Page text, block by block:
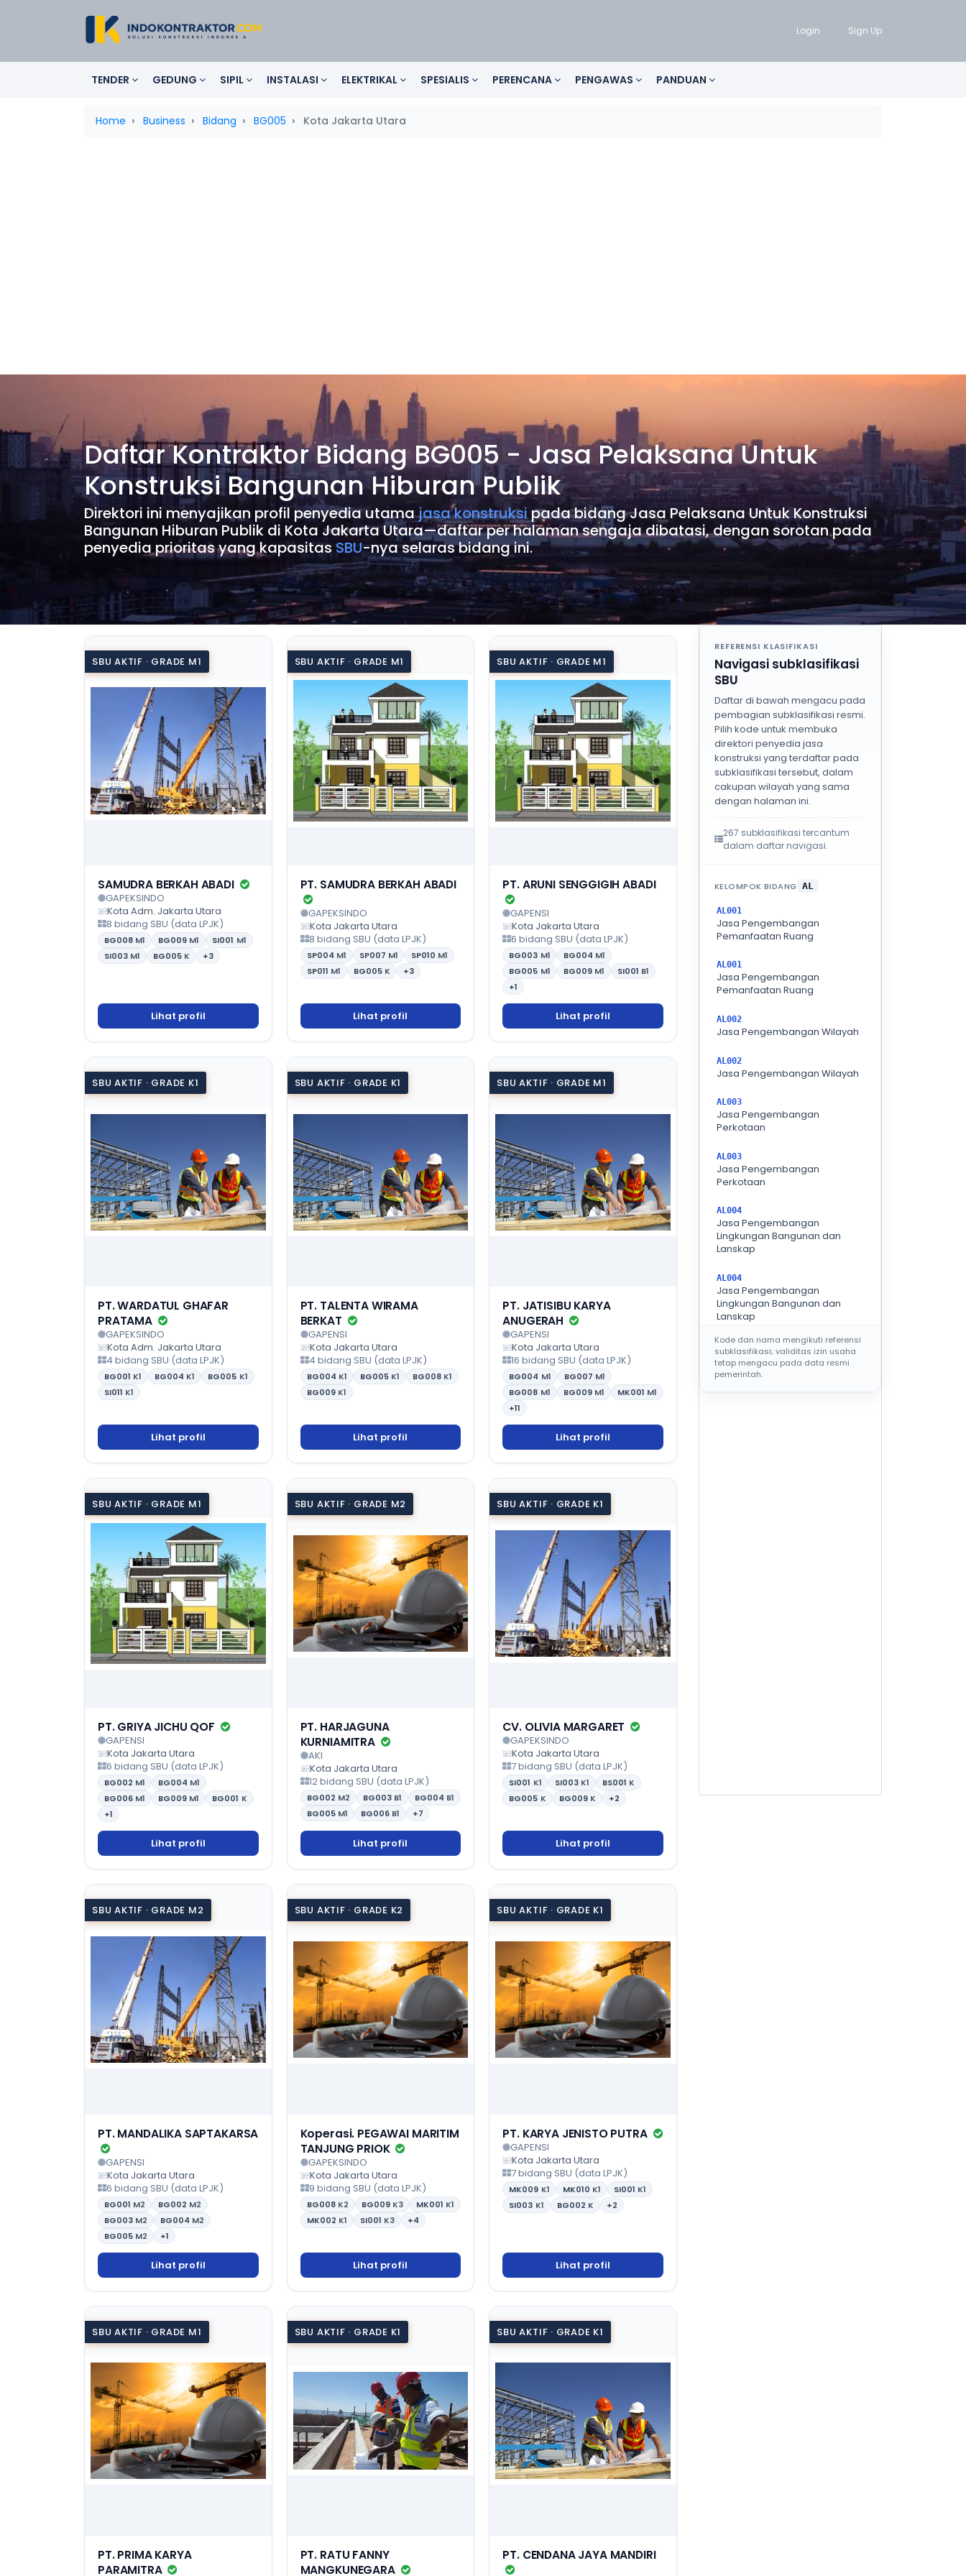
Login Sign Up
TENDER GEDUNG SIPIL INSTALASI ELEKTRIKAL SPESIALIS PERENCANA PENGAWAS PANDUAN
Home Business Bidang BG005 Kota Jakarta Utara
Daftar Kontraktor Bidang BG005 - Jasa Pelaksana Untuk
Konstruksi Bangunan Hiburan Publik
Direktori ini menyajikan profil penyedia utamajasa konstruksipada bidang Jasa Pelaksana Untuk Konstruksi
Bangunan Hiburan Publik di Kota Jakarta Utara—daftar per halaman sengaja dibatasi, dengan sorotan pada
penyedia prioritas yang kapasitas SBU-nya selaras bidang ini.
SBU AKTIF · GRADE M1
SAMUDRA BERKAH ABADI
GAPEKSINDO
Kota Adm. Jakarta Utara
8 bidang SBU (data LPJK)
BG008 M1 BG009 M1 SI001 M1
SI003 M1 BG005 K +3
Lihat profil
SBU AKTIF · GRADE M1
PT. SAMUDRA BERKAH ABADI
GAPEKSINDO
Kota Jakarta Utara
8 bidang SBU (data LPJK)
SP004 M1 SP007 M1 SP010 M1
SP011 M1 BG005 K +3
Lihat profil
SBU AKTIF · GRADE M1
PT. ARUNI SENGGIGIH ABADI
GAPENSI
Kota Jakarta Utara
6 bidang SBU (data LPJK)
BG003 M1 BG004 M1
BG005 M1 BG009 M1 SI001 B1
+1
Lihat profil
SBU AKTIF · GRADE K1
PT. WARDATUL GHAFAR
PRATAMA
GAPEKSINDO
Kota Adm. Jakarta Utara
4 bidang SBU (data LPJK)
BG001 K1 BG004 K1 BG005 K1
SI011 K1
Lihat profil
SBU AKTIF · GRADE K1
PT. TALENTA WIRAMA
BERKAT
GAPENSI
Kota Jakarta Utara
4 bidang SBU (data LPJK)
BG004 K1 BG005 K1 BG008 K1
BG009 K1
Lihat profil
SBU AKTIF · GRADE M1
PT. JATISIBU KARYA
ANUGERAH
GAPENSI
Kota Jakarta Utara
16 bidang SBU (data LPJK)
BG004 M1 BG007 M1
BG008 M1 BG009 M1 MK001 M1
+11
Lihat profil
SBU AKTIF · GRADE M1
PT. GRIYA JICHU QOF
GAPENSI
Kota Jakarta Utara
6 bidang SBU (data LPJK)
BG002 M1 BG004 M1
BG006 M1 BG009 M1 BG001 K
+1
Lihat profil
SBU AKTIF · GRADE M2
PT. HARJAGUNA
KURNIAMITRA
AKI
Kota Jakarta Utara
12 bidang SBU (data LPJK)
BG002 M2 BG003 B1 BG004 B1
BG005 M1 BG006 B1 +7
Lihat profil
SBU AKTIF · GRADE K1
CV. OLIVIA MARGARET
GAPEKSINDO
Kota Jakarta Utara
7 bidang SBU (data LPJK)
SI001 K1 SI003 K1 BS001 K
BG005 K BG009 K +2
Lihat profil
SBU AKTIF · GRADE M2
PT. MANDALIKA SAPTAKARSA
GAPENSI
Kota Jakarta Utara
6 bidang SBU (data LPJK)
BG001 M2 BG002 M2
BG003 M2 BG004 M2
BG005 M2 +1
Lihat profil
SBU AKTIF · GRADE K2
Koperasi. PEGAWAI MARITIM
TANJUNG PRIOK
GAPEKSINDO
Kota Jakarta Utara
9 bidang SBU (data LPJK)
BG008 K2 BG009 K3 MK001 K1
MK002 K1 SI001 K3 +4
Lihat profil
SBU AKTIF · GRADE K1
PT. KARYA JENISTO PUTRA
GAPENSI
Kota Jakarta Utara
7 bidang SBU (data LPJK)
MK009 K1 MK010 K1 SI001 K1
SI003 K1 BG002 K +2
Lihat profil
SBU AKTIF · GRADE M1
PT. PRIMA KARYA
PARAMITRA
SBU AKTIF · GRADE K1
PT. RATU FANNY
MANGKUNEGARA
SBU AKTIF · GRADE K1
PT. CENDANA JAYA MANDIRI
REFERENSI KLASIFIKASI
Navigasi subklasifikasi
SBU
Daftar di bawah mengacu pada
pembagian subklasifikasi resmi.
Pilih kode untuk membuka
direktori penyedia jasa
konstruksi yang terdaftar pada
subklasifikasi tersebut, dalam
cakupan wilayah yang sama
dengan halaman ini.
267 subklasifikasi tercantum
dalam daftar navigasi.
KELOMPOK BIDANG AL
AL001
Jasa Pengembangan
Pemanfaatan Ruang
AL001
Jasa Pengembangan
Pemanfaatan Ruang
AL002
Jasa Pengembangan Wilayah
AL002
Jasa Pengembangan Wilayah
AL003
Jasa Pengembangan
Perkotaan
AL003
Jasa Pengembangan
Perkotaan
AL004
Jasa Pengembangan
Lingkungan Bangunan dan
Lanskap
AL004
Jasa Pengembangan
Lingkungan Bangunan dan
Lanskap
KELOMPOK BIDANG AR
AR001
Jasa PengawasAdministrasi
Kode dan nama mengikuti referensi
subklasifikasi; validitas izin usaha
tetap mengacu pada data resmi
pemerintah.